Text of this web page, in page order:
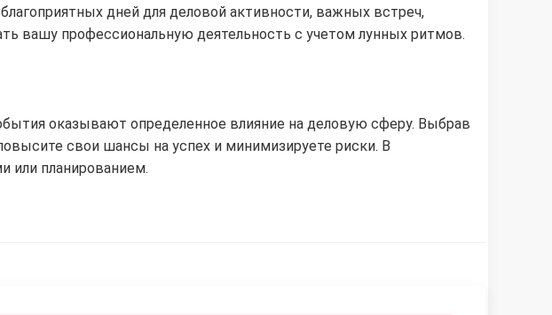
дней для деловой активности, важных встреч,
вашу профессиональную деятельность с учетом лунных ритмов.
оказывают определенное влияние на деловую сферу. Выбрав
свои шансы на успех и минимизируете риски. В
или планированием.